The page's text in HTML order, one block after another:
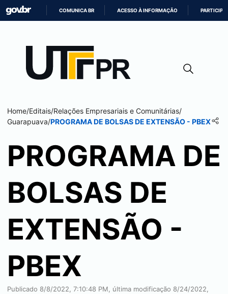
CONTEÚDO
COMUNICA BR ACESSO À INFORMAÇÃO PARTICIPE
Home/Editais/Relações Empresariais e Comunitárias/
Guarapuava/PROGRAMA DE BOLSAS DE EXTENSÃO - PBEX
PROGRAMA DE
BOLSAS DE
EXTENSÃO -
PBEX
Publicado 8/8/2022, 7:10:48 PM , última modificação 8/24/2022,